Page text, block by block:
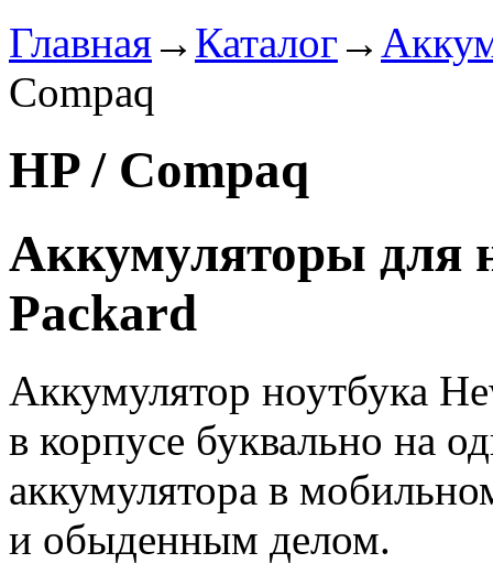
Главная→ Каталог →
Compaq
HP / Compaq
Аккумуляторы для
Packard
Аккумулятор ноутбука
в корпусе буквально на
аккумулятора в
и обыденным делом.